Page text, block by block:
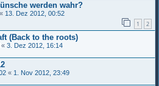
werden wahr?
« 13. Dez 2012, 00:52
1 2
(Back to the roots)
« 3. Dez 2012, 16:14
« 1. Nov 2012, 23:49